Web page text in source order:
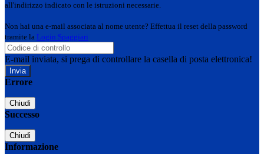
all'indirizzo indicato con le istruzioni necessarie.
Non hai una e-mail associata al nome utente? Effettua il reset della password
tramite la Login Spaggiari
E-mail inviata, si prega di controllare la casella di posta elettronica!
Errore
Chiudi
Successo
Chiudi
Informazione